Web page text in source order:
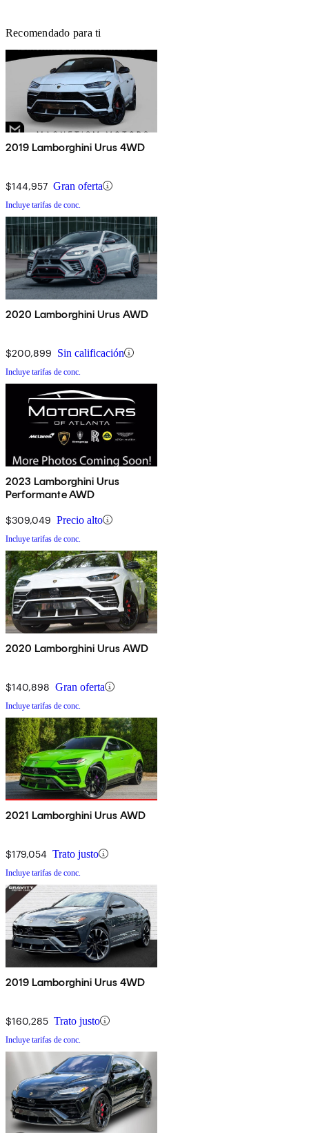
Recomendado para ti
2019 Lamborghini Urus 4WD
$144,957 Gran oferta
Incluye tarifas de conc.
2020 Lamborghini Urus AWD
$200,899 Sin calificación
Incluye tarifas de conc.
2023 Lamborghini Urus
Performante AWD
$309,049 Precio alto
Incluye tarifas de conc.
2020 Lamborghini Urus AWD
$140,898 Gran oferta
Incluye tarifas de conc.
2021 Lamborghini Urus AWD
$179,054 Trato justo
Incluye tarifas de conc.
2019 Lamborghini Urus 4WD
$160,285 Trato justo
Incluye tarifas de conc.